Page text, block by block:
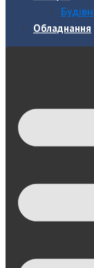
Обладнання